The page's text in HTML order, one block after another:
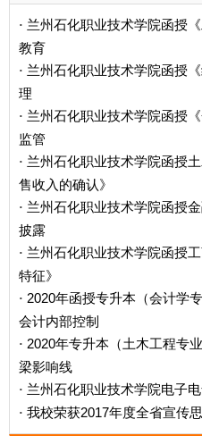
· 兰州石化职业技术学院函授
教育
· 兰州石化职业技术学院函授
理
· 兰州石化职业技术学院函授
监管
· 兰州石化职业技术学院函授
售收入的确认》
· 兰州石化职业技术学院函授
披露
· 兰州石化职业技术学院函授
特征》
· 2020年函授专升本（会计学
会计内部控制
· 2020年专升本（土木工程专
梁影响线
· 兰州石化职业技术学院电子
· 我校荣获2017年度全省宣传